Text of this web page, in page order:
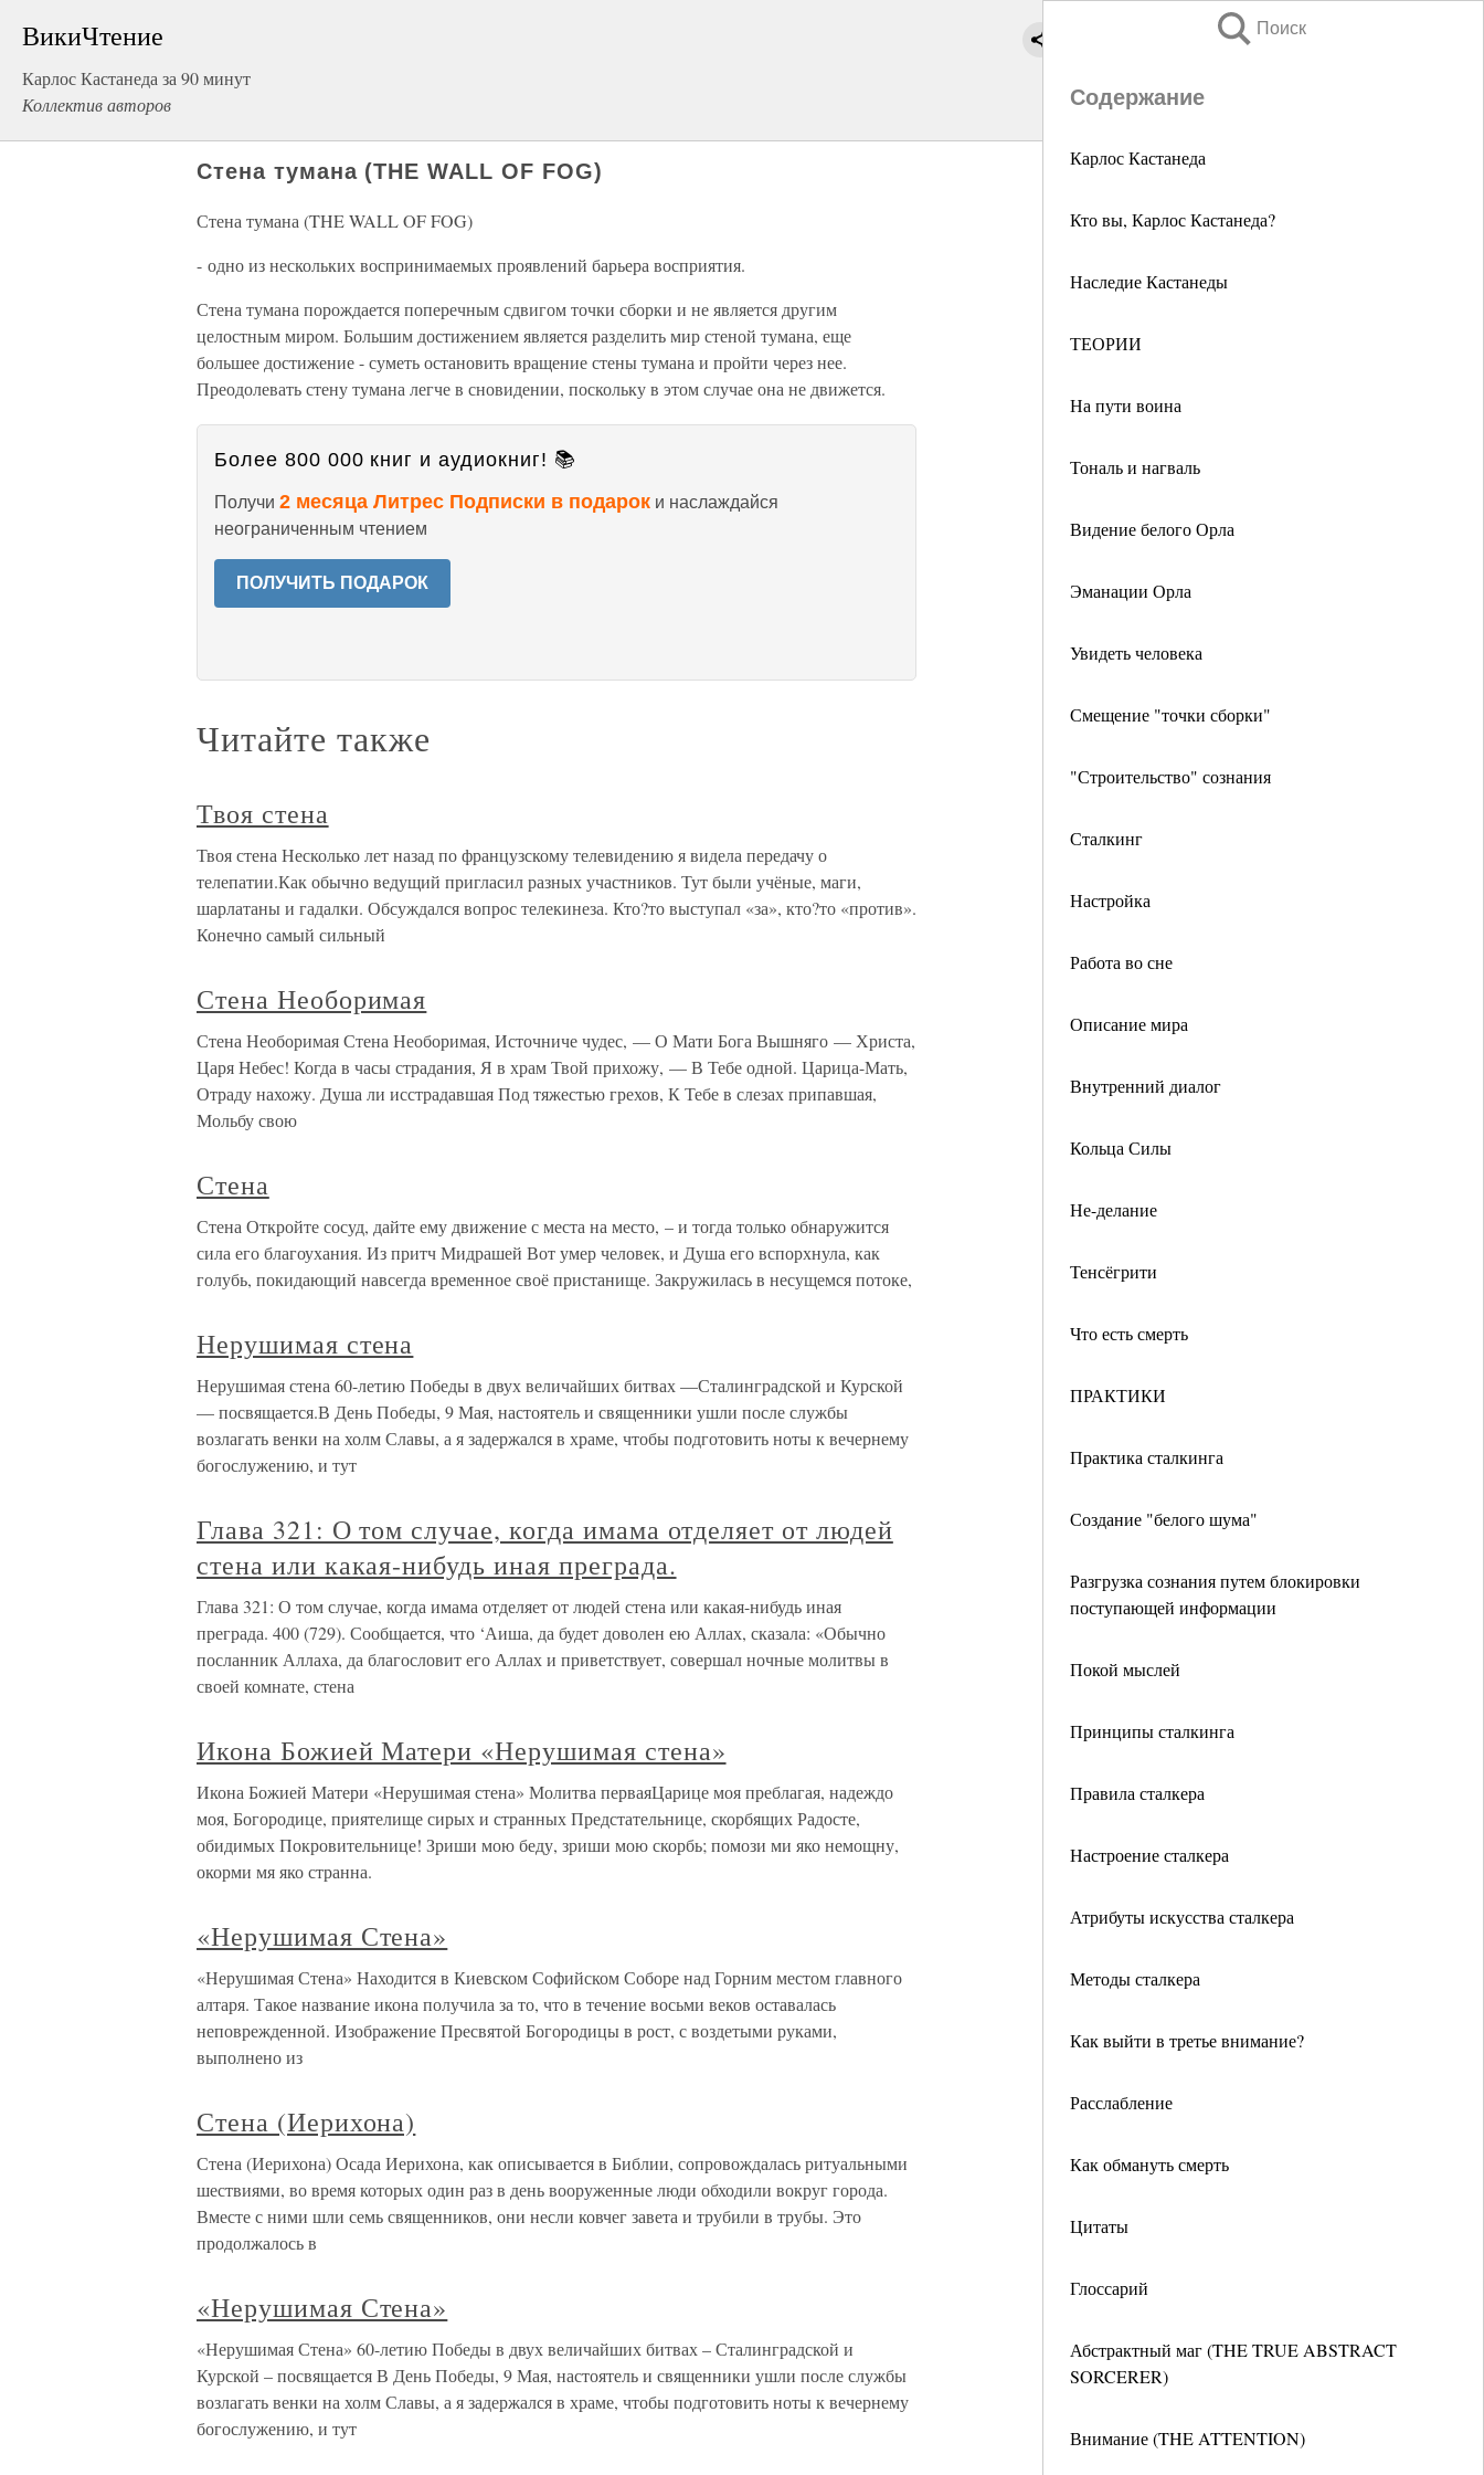
ВикиЧтение
Карлос Кастанеда за 90 минут
Коллектив авторов
Поиск
Содержание
Карлос Кастанеда
Кто вы, Карлос Кастанеда?
Наследие Кастанеды
ТЕОРИИ
На пути воина
Тональ и нагваль
Видение белого Орла
Эманации Орла
Увидеть человека
Смещение "точки сборки"
"Строительство" сознания
Сталкинг
Настройка
Работа во сне
Описание мира
Внутренний диалог
Кольца Силы
Не-делание
Тенсёгрити
Что есть смерть
ПРАКТИКИ
Практика сталкинга
Создание "белого шума"
Разгрузка сознания путем блокировки
поступающей информации
Покой мыслей
Принципы сталкинга
Правила сталкера
Настроение сталкера
Атрибуты искусства сталкера
Методы сталкера
Как выйти в третье внимание?
Расслабление
Как обмануть смерть
Цитаты
Глоссарий
Абстрактный маг (THE TRUE ABSTRACT
SORCERER)
Внимание (THE ATTENTION)
Стена тумана (THE WALL OF FOG)
Стена тумана (THE WALL OF FOG)
- одно из нескольких воспринимаемых проявлений барьера восприятия.
Стена тумана порождается поперечным сдвигом точки сборки и не является другим
целостным миром. Большим достижением является разделить мир стеной тумана, еще
большее достижение - суметь остановить вращение стены тумана и пройти через нее.
Преодолевать стену тумана легче в сновидении, поскольку в этом случае она не движется.
Более 800 000 книг и аудиокниг! 📚
Получи 2 месяца Литрес Подписки в подарок и наслаждайся
неограниченным чтением
ПОЛУЧИТЬ ПОДАРОК
Читайте также
Твоя стена
Твоя стена Несколько лет назад по французскому телевидению я видела передачу о
телепатии.Как обычно ведущий пригласил разных участников. Тут были учёные, маги,
шарлатаны и гадалки. Обсуждался вопрос телекинеза. Кто?то выступал «за», кто?то «против».
Конечно самый сильный
Стена Необоримая
Стена Необоримая Стена Необоримая, Источниче чудес, — О Мати Бога Вышняго — Христа,
Царя Небес! Когда в часы страдания, Я в храм Твой прихожу, — В Тебе одной. Царица-Мать,
Отраду нахожу. Душа ли исстрадавшая Под тяжестью грехов, К Тебе в слезах припавшая,
Мольбу свою
Стена
Стена Откройте сосуд, дайте ему движение с места на место, – и тогда только обнаружится
сила его благоухания. Из притч Мидрашей Вот умер человек, и Душа его вспорхнула, как
голубь, покидающий навсегда временное своё пристанище. Закружилась в несущемся потоке,
Нерушимая стена
Нерушимая стена 60-летию Победы в двух величайших битвах —Сталинградской и Курской
— посвящается.В День Победы, 9 Мая, настоятель и священники ушли после службы
возлагать венки на холм Славы, а я задержался в храме, чтобы подготовить ноты к вечернему
богослужению, и тут
Глава 321: О том случае, когда имама отделяет от людей
стена или какая-нибудь иная преграда.
Глава 321: О том случае, когда имама отделяет от людей стена или какая-нибудь иная
преграда. 400 (729). Сообщается, что ‘Аиша, да будет доволен ею Аллах, сказала: «Обычно
посланник Аллаха, да благословит его Аллах и приветствует, совершал ночные молитвы в
своей комнате, стена
Икона Божией Матери «Нерушимая стена»
Икона Божией Матери «Нерушимая стена» Молитва перваяЦарице моя преблагая, надеждо
моя, Богородице, приятелище сирых и странных Предстательнице, скорбящих Радосте,
обидимых Покровительнице! Зриши мою беду, зриши мою скорбь; помози ми яко немощну,
окорми мя яко странна.
«Нерушимая Стена»
«Нерушимая Стена» Находится в Киевском Софийском Соборе над Горним местом главного
алтаря. Такое название икона получила за то, что в течение восьми веков оставалась
неповрежденной. Изображение Пресвятой Богородицы в рост, с воздетыми руками,
выполнено из
Стена (Иерихона)
Стена (Иерихона) Осада Иерихона, как описывается в Библии, сопровождалась ритуальными
шествиями, во время которых один раз в день вооруженные люди обходили вокруг города.
Вместе с ними шли семь священников, они несли ковчег завета и трубили в трубы. Это
продолжалось в
«Нерушимая Стена»
«Нерушимая Стена» 60-летию Победы в двух величайших битвах – Сталинградской и
Курской – посвящается В День Победы, 9 Мая, настоятель и священники ушли после службы
возлагать венки на холм Славы, а я задержался в храме, чтобы подготовить ноты к вечернему
богослужению, и тут